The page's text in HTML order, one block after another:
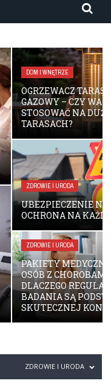
PERGOLA AUS
MONTAGE – WIE
AUF DER
HOCHWERTIGEN
AUSSENBEREICH
TIL UND A
BIZNES
PROCEDURA
Z NIEMIEC”: JAK
ODZYSKAĆ SWOJE
ZDROWIE I URODA